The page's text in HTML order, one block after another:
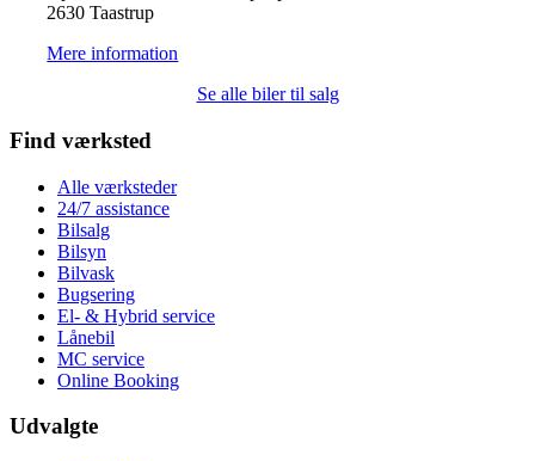
2630 Taastrup
Mere information
Se alle biler til salg
Find værksted
Alle værksteder
24/7 assistance
Bilsalg
Bilsyn
Bilvask
Bugsering
El- & Hybrid service
Lånebil
MC service
Online Booking
Udvalgte